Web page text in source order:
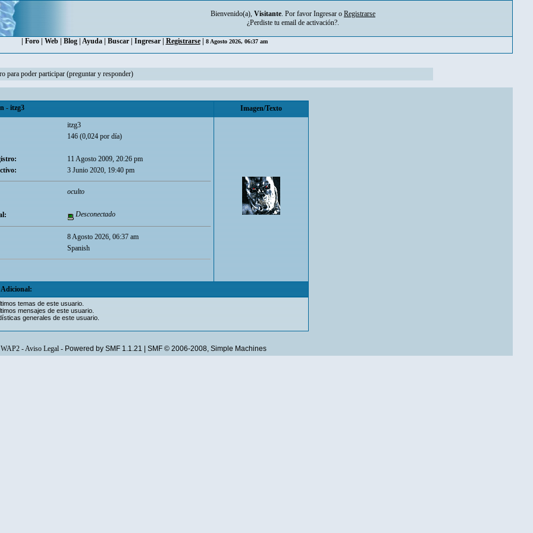
Bienvenido(a), Visitante. Por favor Ingresar o Registrarse
¿Perdiste tu email de activación?.
Foro| Web| Blog| Ayuda| Buscar| Ingresar| Registrarse| 8 Agosto 2026, 06:37 am
para poder participar (preguntar y responder)
- itzg3
Imagen/Texto
itzg3
146 (0,024 por día)
11 Agosto 2009, 20:26 pm
3 Junio 2020, 19:40 pm
oculto
Desconectado
8 Agosto 2026, 06:37 am
Spanish
temas de este usuario.
mensajes de este usuario.
generales de este usuario.
WAP2-Aviso Legal- Powered by SMF 1.1.21 SMF © 2006-2008, Simple Machines